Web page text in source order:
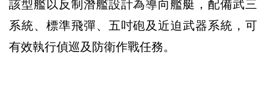
該型艦以反制潛艦設計為導向艦艇，配備武三
系統、標準飛彈、五吋砲及近迫武器系統，可
有效執行偵巡及防衛作戰任務。